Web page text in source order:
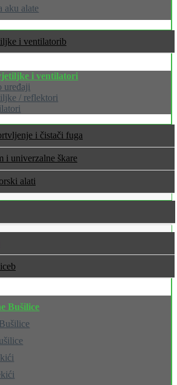
aku alate
i ventilatori
i ventilatori
uređaji
/ reflektori
i čistači fuga
i univerzalne škare
alati
Bušilice